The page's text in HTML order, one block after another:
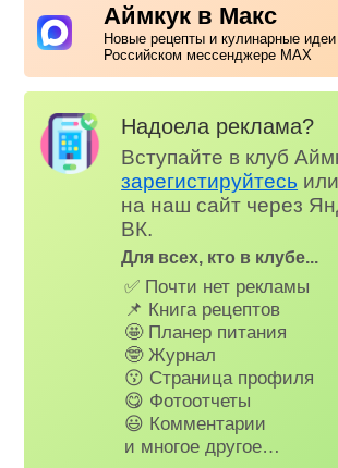
Аймкук в Макс
Новые рецепты и кулинарные
Российском мессенджере MAX
Надоела реклама?
Вступайте в клуб
зарегистируйтесь или
на наш сайт через
ВК.
Для всех, кто в клубе...
✅ Почти нет рекламы
📌 Книга рецептов
🤩 Планер питания
🤓 Журнал
😗 Страница профиля
😋 Фотоотчеты
😃 Комментарии
и многое другое…